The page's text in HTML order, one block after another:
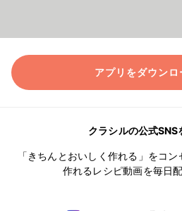
アプリをダウンロ
クラシルの公式SNS
「きちんとおいしく作れる」をコ
作れるレシピ動画を毎日